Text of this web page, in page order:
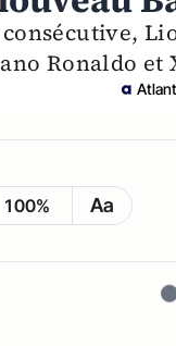
Ronaldo et
100% Aa